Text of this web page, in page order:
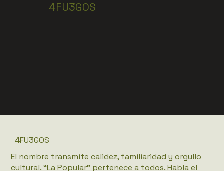
4FU3GOS
4FU3GOS
El nombre transmite calidez, familiaridad y orgullo
cultural. “La Popular” pertenece a todos. Habla el